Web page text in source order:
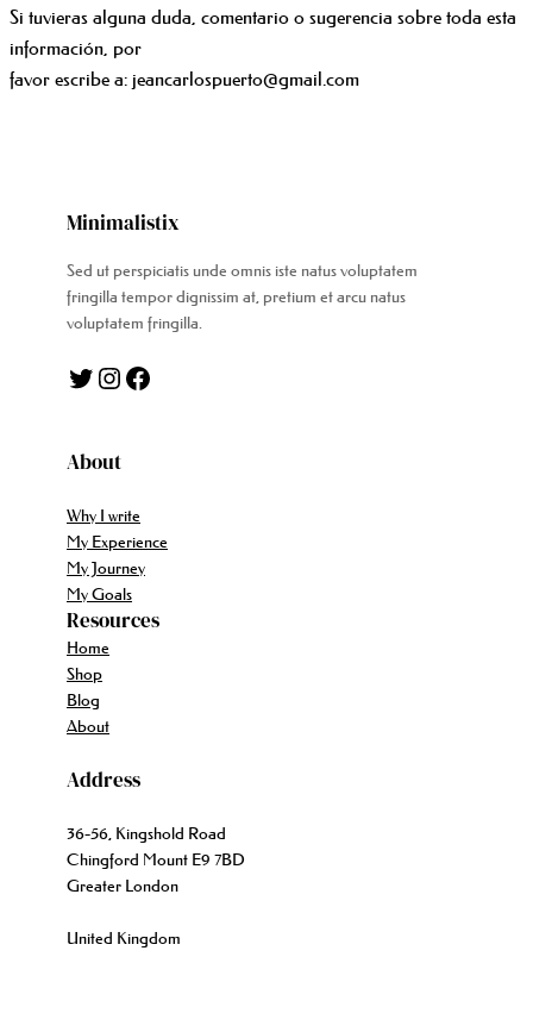
Si tuvieras alguna duda, comentario o sugerencia sobre toda esta
información, por
favor escribe a: jeancarlospuerto@gmail.com
Minimalistix
Sed ut perspiciatis unde omnis iste natus voluptatem
fringilla tempor dignissim at, pretium et arcu natus
voluptatem fringilla.
Twitter Instagram Facebook
About
Why I write
My Experience
My Journey
My Goals
Resources
Home
Shop
Blog
About
Address
36-56, Kingshold Road
Chingford Mount E9 7BD
Greater London
United Kingdom